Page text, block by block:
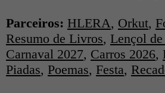
Parceiros: HLERA, Orkut,
Resumo de Livros, Lençol
Carnaval 2027, Carros 2026,
Piadas, Poemas, Festa,